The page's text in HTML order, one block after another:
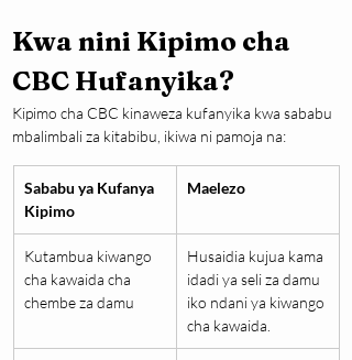
Kwa nini Kipimo cha
CBC Hufanyika?
Kipimo cha CBC kinaweza kufanyika kwa sababu
mbalimbali za kitabibu, ikiwa ni pamoja na:
Sababu ya Kufanya
Kipimo
Maelezo
Kutambua kiwango
cha kawaida cha
chembe za damu
Husaidia kujua kama
idadi ya seli za damu
iko ndani ya kiwango
cha kawaida.